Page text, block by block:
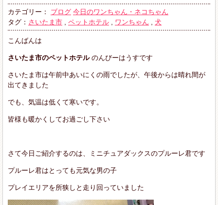
カテゴリー： ブログ 今日のワンちゃん・ネコちゃん
タグ： さいたま市 ペットホテル ワンちゃん 犬
こんばんは
さいたま市のペットホテルのんびーはうすです
さいたま市は午前中あいにくの雨でしたが、午後からは晴れ間が
出てきました
でも、気温は低くて寒いです。
皆様も暖かくしてお過ごし下さい
さて今日ご紹介するのは、ミニチュアダックスのプルーレ君です
プルーレ君はとっても元気な男の子
プレイエリアを所狭しと走り回っていました